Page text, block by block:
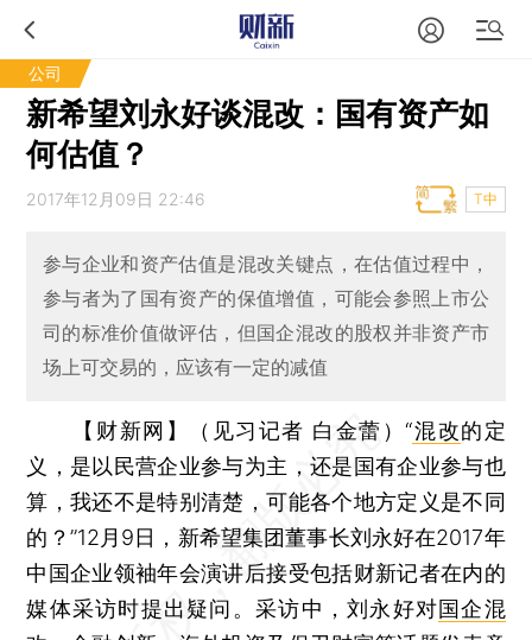
公司
新希望刘永好谈混改：国有资产如
何估值？
2017年12月09日 22:46 T中
参与企业和资产估值是混改关键点，在估值过程中，
参与者为了国有资产的保值增值，可能会参照上市公
司的标准价值做评估，但国企混改的股权并非资产市
场上可交易的，应该有一定的减值
【财新网】（见习记者 白金蕾）“混改的定
义，是以民营企业参与为主，还是国有企业参与也
算，我还不是特别清楚，可能各个地方定义是不同
的？”12月9日，新希望集团董事长刘永好在2017年
中国企业领袖年会演讲后接受包括财新记者在内的
媒体采访时提出疑问。采访中，刘永好对国企混